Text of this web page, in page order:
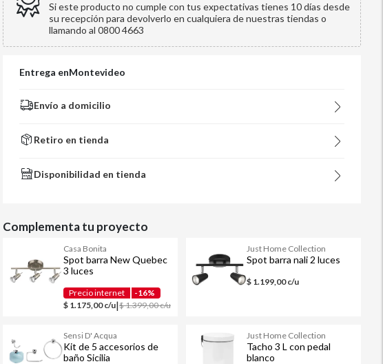
Si este producto no cumple con tus expectativas tienes 10 días desde
su recepción para devolverlo en cualquiera de nuestras tiendas o
llamando al 0800 4663
Entrega enMontevideo
Envío a domicilio
Retiro en tienda
Disponibilidad en tienda
Complementa tu proyecto
Casa Bonita
Spot barra New Quebec
3 luces
Precio internet
-16%
$ 1.175,00 c/u|$ 1.399,00 c/u
Just Home Collection
Spot barra nali 2 luces
$ 1.199,00 c/u
Sensi D' Acqua
Kit de 5 accesorios de
baño Sicilia
Just Home Collection
Tacho 3 L con pedal
blanco